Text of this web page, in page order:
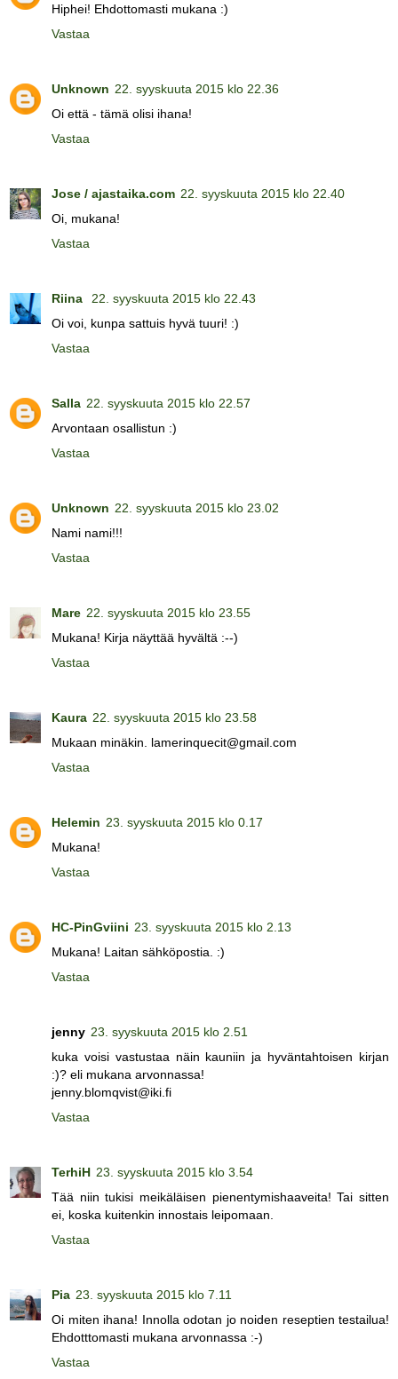
Hiphei! Ehdottomasti mukana :)
Vastaa
Unknown 22. syyskuuta 2015 klo 22.36
Oi että - tämä olisi ihana!
Vastaa
Jose / ajastaika.com 22. syyskuuta 2015 klo 22.40
Oi, mukana!
Vastaa
Riina
22. syyskuuta 2015 klo 22.43
Oi voi, kunpa sattuis hyvä tuuri! :)
Vastaa
Salla 22. syyskuuta 2015 klo 22.57
Arvontaan osallistun :)
Vastaa
Unknown 22. syyskuuta 2015 klo 23.02
Nami nami!!!
Vastaa
Mare 22. syyskuuta 2015 klo 23.55
Mukana! Kirja näyttää hyvältä :--)
Vastaa
Kaura 22. syyskuuta 2015 klo 23.58
Mukaan minäkin. lamerinquecit@gmail.com
Vastaa
Helemin 23. syyskuuta 2015 klo 0.17
Mukana!
Vastaa
HC-PinGviini 23. syyskuuta 2015 klo 2.13
Mukana! Laitan sähköpostia. :)
Vastaa
jenny 23. syyskuuta 2015 klo 2.51
kuka voisi vastustaa näin kauniin ja hyväntahtoisen kirjan
:)? eli mukana arvonnassa!
jenny.blomqvist@iki.fi
Vastaa
TerhiH 23. syyskuuta 2015 klo 3.54
Tää niin tukisi meikäläisen pienentymishaaveita! Tai sitten
ei, koska kuitenkin innostais leipomaan.
Vastaa
Pia 23. syyskuuta 2015 klo 7.11
Oi miten ihana! Innolla odotan jo noiden reseptien testailua!
Ehdotttomasti mukana arvonnassa :-)
Vastaa